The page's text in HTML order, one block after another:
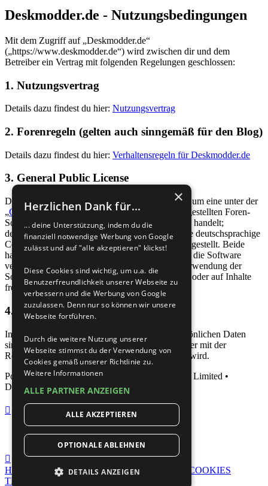
Deskmodder.de - Nutzungsbedingungen
Mit dem Zugriff auf „Deskmodder.de“
(„https://www.deskmodder.de“) wird zwischen dir und dem
Betreiber ein Vertrag mit folgenden Regelungen geschlossen:
1. Nutzungsvertrag
Details dazu findest du hier: Nutzungsvertrag
2. Forenregeln (gelten auch sinngemäß für den Blog)
Details dazu findest du hier: Verhaltensregeln für Deskmodder.de
3. General Public License
Du nimmst zur Kenntnis, dass es sich bei phpBB um eine unter der
„GNU General Public License v2“ (GPL) bereitgestellten Foren-
Software von phpBB Limited (www.phpbb.com
) handelt;
deutschsprachige Informationen werden durch die deutschsprachige
Community unter
www.phpbb.de
zur Verfügung gestellt. Beide
haben keinen Einfluss auf die Art und Weise, wie die Software
verwendet wird. Sie können insbesondere die Verwendung der
Software für bestimmte Zwecke nicht untersagen oder auf Inhalte
fremder Foren Einfluss nehmen.
4. Datenschutzerklärung
Informationen über den Umgang mit deinen persönlichen Daten
sind in der Datenschutzrichtlinieenthalten, welcher mit der
Registrierung ebenfalls ausdrücklich zugestimmt wird.
Powered by phpBB® Forum Software © phpBB Limited •
Deutsche Übersetzung durchphpBB.de
HOME IMPRESSUM DATENSCHUTZ
COOKIES
TEAM
×
Herzlichen Dank für...
... deine Unterstützung, indem du die
finanziell notwendige Werbung von Google
zulässt und auf "alle akzeptieren" klickst!
Diese Cookies sind wichtig, um u.a. die
Benutzerfreundlichkeit unserer Webseite zu
verbessern und die Werbung von Google
zuzulassen. Denn nur so können wir unsere
Webseite fortführen.
Durch die weitere Nutzung unserer
Webseite stimmst du der Verwendung von
Cookies gemäß unserer Richtlinie zu.
Weitere Informationen
ALLE PARTNER ANZEIGEN
ALLE AKZEPTIEREN
OPTIONALE ABLEHNEN
DETAILS ANZEIGEN